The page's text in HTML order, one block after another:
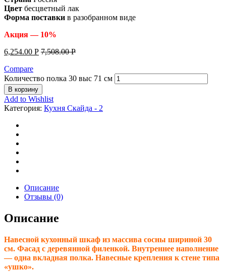
Цвет бесцветный лак
Форма поставки в разобранном виде
Акция — 10%
6,254.00 Р 7,508.00Р
Compare
Количество полка 30 выс 71 см
В корзину
Add to Wishlist
Категория: Кухня Скайда - 2
Описание
Отзывы (0)
Описание
Навесной кухонный шкаф из массива сосны шириной 30
см. Фасад с деревянной филенкой. Внутреннее наполнение
— одна вкладная полка. Навесные крепления к стене типа
«ушко».